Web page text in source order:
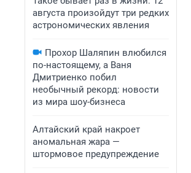
августа произойдут три редких
астрономических явления
Прохор Шаляпин влюбился
по-настоящему, а Ваня
Дмитриенко побил
необычный рекорд: новости
из мира шоу-бизнеса
Алтайский край накроет
аномальная жара —
штормовое предупреждение